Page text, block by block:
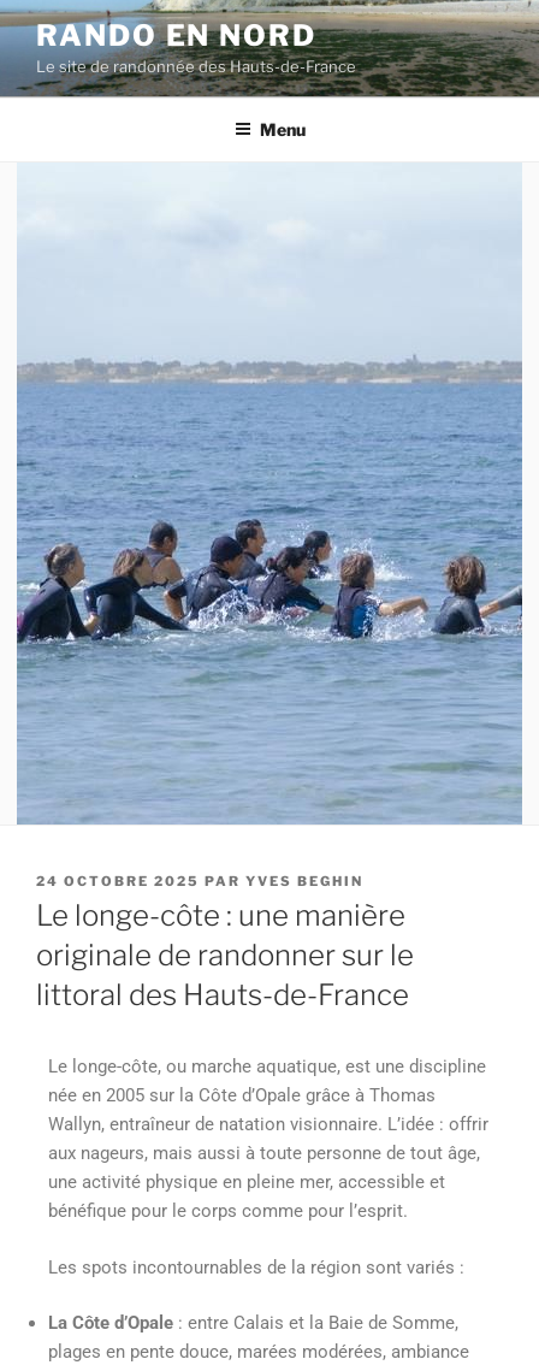
RANDO EN NORD
Le site de randonnée des Hauts-de-France
Menu
24 OCTOBRE 2025 PAR YVES BEGHIN
Le longe-côte : une manière
originale de randonner sur le
littoral des Hauts-de-France
Le longe-côte, ou marche aquatique, est une discipline
née en 2005 sur la Côte d’Opale grâce à Thomas
Wallyn, entraîneur de natation visionnaire. L’idée : offrir
aux nageurs, mais aussi à toute personne de tout âge,
une activité physique en pleine mer, accessible et
bénéfique pour le corps comme pour l’esprit.
Les spots incontournables de la région sont variés :
La Côte d’Opale : entre Calais et la Baie de Somme,
plages en pente douce, marées modérées, ambiance